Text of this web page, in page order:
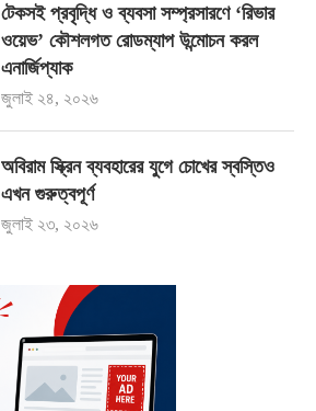
টেকসই প্রবৃদ্ধি ও ব্যবসা সম্প্রসারণে ‘রিভার
ওয়েভ’ কৌশলগত রোডম্যাপ উন্মোচন করল
এনার্জিপ্যাক
জুলাই ২৪, ২০২৬
অবিরাম স্ক্রিন ব্যবহারের যুগে চোখের স্বস্তিও
এখন গুরুত্বপূর্ণ
জুলাই ২৩, ২০২৬